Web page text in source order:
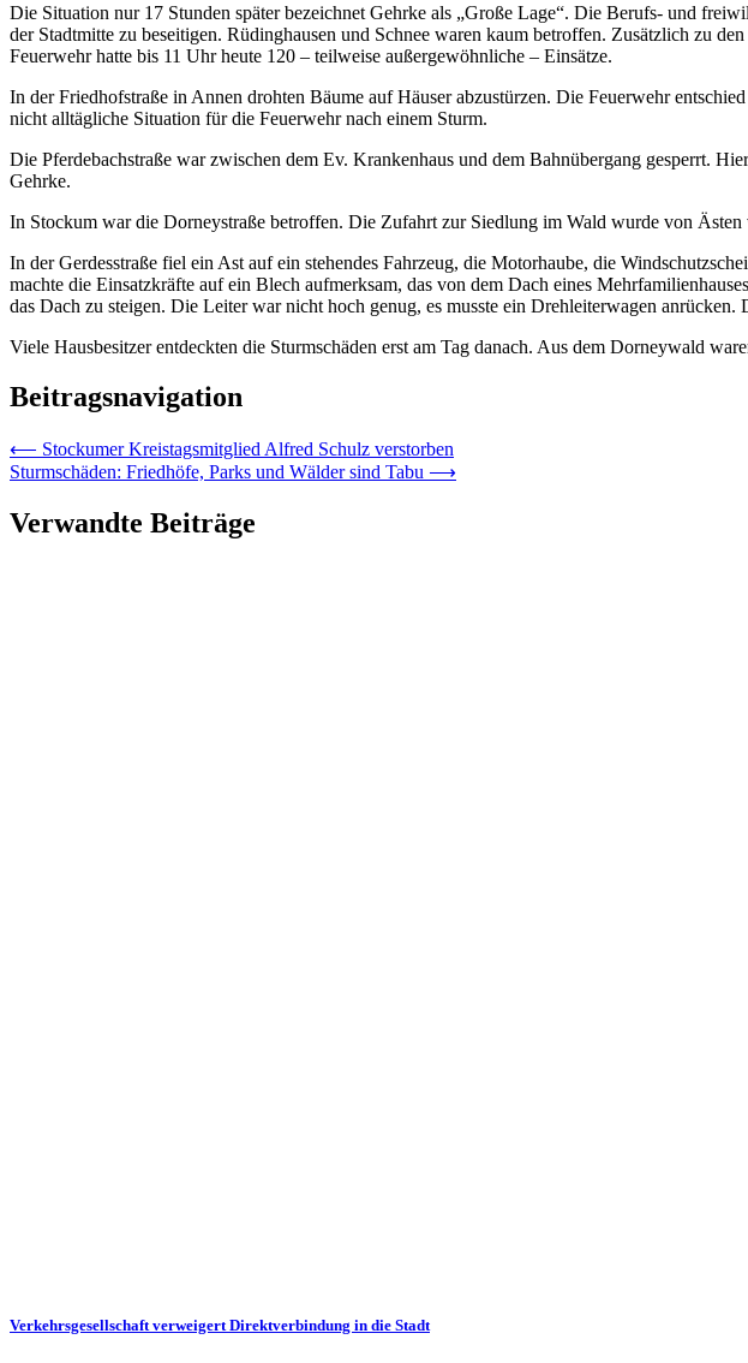
Die Situation nur 17 Stunden später bezeichnet Gehrke als „Große Lage“. Die Berufs- und
der Stadtmitte zu beseitigen. Rüdinghausen und Schnee waren kaum betroffen. Zusätzlich zu
Feuerwehr hatte bis 11 Uhr heute 120 – teilweise außergewöhnliche – Einsätze.
In der Friedhofstraße in Annen drohten Bäume auf Häuser abzustürzen. Die Feuerwehr
nicht alltägliche Situation für die Feuerwehr nach einem Sturm.
Die Pferdebachstraße war zwischen dem Ev. Krankenhaus und dem Bahnübergang gesperrt.
Gehrke.
In Stockum war die Dorneystraße betroffen. Die Zufahrt zur Siedlung im Wald wurde von
In der Gerdesstraße fiel ein Ast auf ein stehendes Fahrzeug, die Motorhaube, die
machte die Einsatzkräfte auf ein Blech aufmerksam, das von dem Dach eines
das Dach zu steigen. Die Leiter war nicht hoch genug, es musste ein Drehleiterwagen
Viele Hausbesitzer entdeckten die Sturmschäden erst am Tag danach. Aus dem Dorneywald
Beitragsnavigation
⟵ Stockumer Kreistagsmitglied Alfred Schulz verstorben
Sturmschäden: Friedhöfe, Parks und Wälder sind Tabu ⟶
Verwandte Beiträge
Verkehrsgesellschaft verweigert Direkt­verbindung in die Stadt